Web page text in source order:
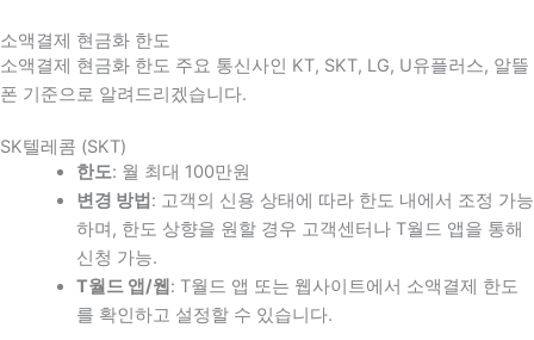
소액결제 현금화 한도
소액결제 현금화 한도 주요 통신사인 KT, SKT, LG, U유플러스, 알뜰
폰 기준으로 알려드리겠습니다.
SK텔레콤 (SKT)
한도: 월 최대 100만원
변경 방법 : 고객의 신용 상태에 따라 한도 내에서 조정 가능
하며, 한도 상향을 원할 경우 고객센터나 T월드 앱을 통해
신청 가능.
T월드 앱/웹 : T월드 앱 또는 웹사이트에서 소액결제 한도
를 확인하고 설정할 수 있습니다.